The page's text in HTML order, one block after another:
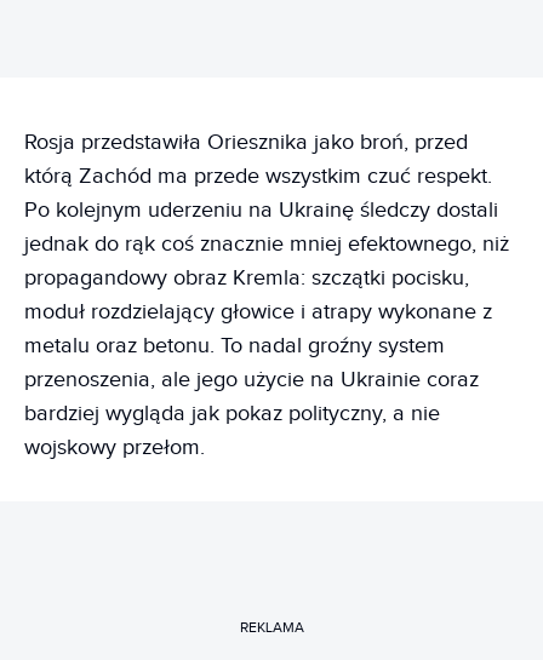
Rosja przedstawiła Oriesznika jako broń, przed
którą Zachód ma przede wszystkim czuć respekt.
Po kolejnym uderzeniu na Ukrainę śledczy dostali
jednak do rąk coś znacznie mniej efektownego, niż
propagandowy obraz Kremla: szczątki pocisku,
moduł rozdzielający głowice i atrapy wykonane z
metalu oraz betonu. To nadal groźny system
przenoszenia, ale jego użycie na Ukrainie coraz
bardziej wygląda jak pokaz polityczny, a nie
wojskowy przełom.
REKLAMA